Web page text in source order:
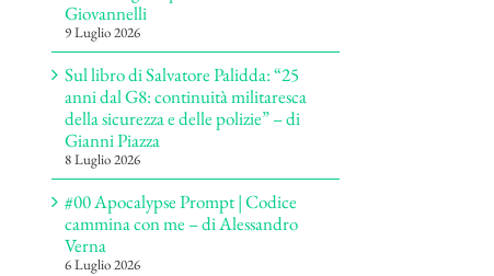
Giovannelli
9 Luglio 2026
Sul libro di Salvatore Palidda: “25
anni dal G8: continuità militaresca
della sicurezza e delle polizie” – di
Gianni Piazza
8 Luglio 2026
#00 Apocalypse Prompt | Codice
cammina con me – di Alessandro
Verna
6 Luglio 2026